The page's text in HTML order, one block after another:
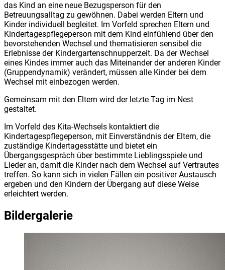
das Kind an eine neue Bezugsperson für den
Betreuungsalltag zu gewöhnen. Dabei werden Eltern und
Kinder individuell begleitet. Im Vorfeld sprechen Eltern und
Kindertagespflegeperson mit dem Kind einfühlend über den
bevorstehenden Wechsel und thematisieren sensibel die
Erlebnisse der Kindergartenschnupperzeit. Da der Wechsel
eines Kindes immer auch das Miteinander der anderen Kinder
(Gruppendynamik) verändert, müssen alle Kinder bei dem
Wechsel mit einbezogen werden.
Gemeinsam mit den Eltern wird der letzte Tag im Nest
gestaltet.
Im Vorfeld des Kita-Wechsels kontaktiert die
Kindertagespflegeperson, mit Einverständnis der Eltern, die
zuständige Kindertagesstätte und bietet ein
Übergangsgespräch über bestimmte Lieblingsspiele und
Lieder an, damit die Kinder nach dem Wechsel auf Vertrautes
treffen. So kann sich in vielen Fällen ein positiver Austausch
ergeben und den Kindern der Übergang auf diese Weise
erleichtert werden.
Bildergalerie